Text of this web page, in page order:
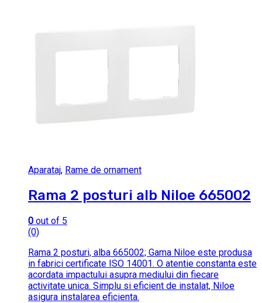
Aparataj, Rame de ornament
Rama 2 posturi alb Niloe 665002
0 out of 5
(0)
Rama 2 posturi, alba 665002; Gama Niloe este produsa
in fabrici certificate ISO 14001. O atentie constanta este
acordata impactului asupra mediului din fiecare
activitate unica. Simplu si eficient de instalat, Niloe
asigura instalarea eficienta.